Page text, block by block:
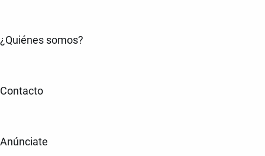
¿Quiénes somos?
Contacto
Anúnciate